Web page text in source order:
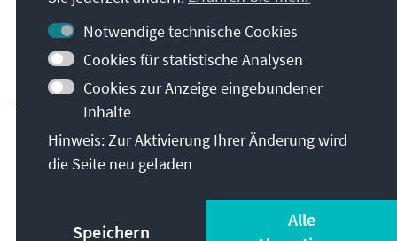
Kontakt
Besuchen Sie auch
Hauptseite der KAS
Nutzungsbedingungen
Erklärung zur Barrierefreiheit
© Konrad-Adenauer-Stiftung e.V. 2026
Notwendige technische Cookies
Cookies für statistische Analysen
Cookies zur Anzeige eingebundener
Inhalte
Hinweis: Zur Aktivierung Ihrer Änderung wird
die Seite neu geladen
Speichern
Alle